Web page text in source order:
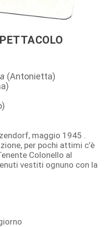
(Antonietta)
maggio 1945 .
per pochi attimi c’è
Colonello al
vestiti ognuno con la